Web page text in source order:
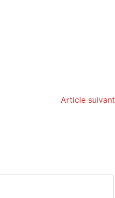
Article suivant